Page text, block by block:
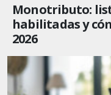
Monotributo:
habilitadas y
2026